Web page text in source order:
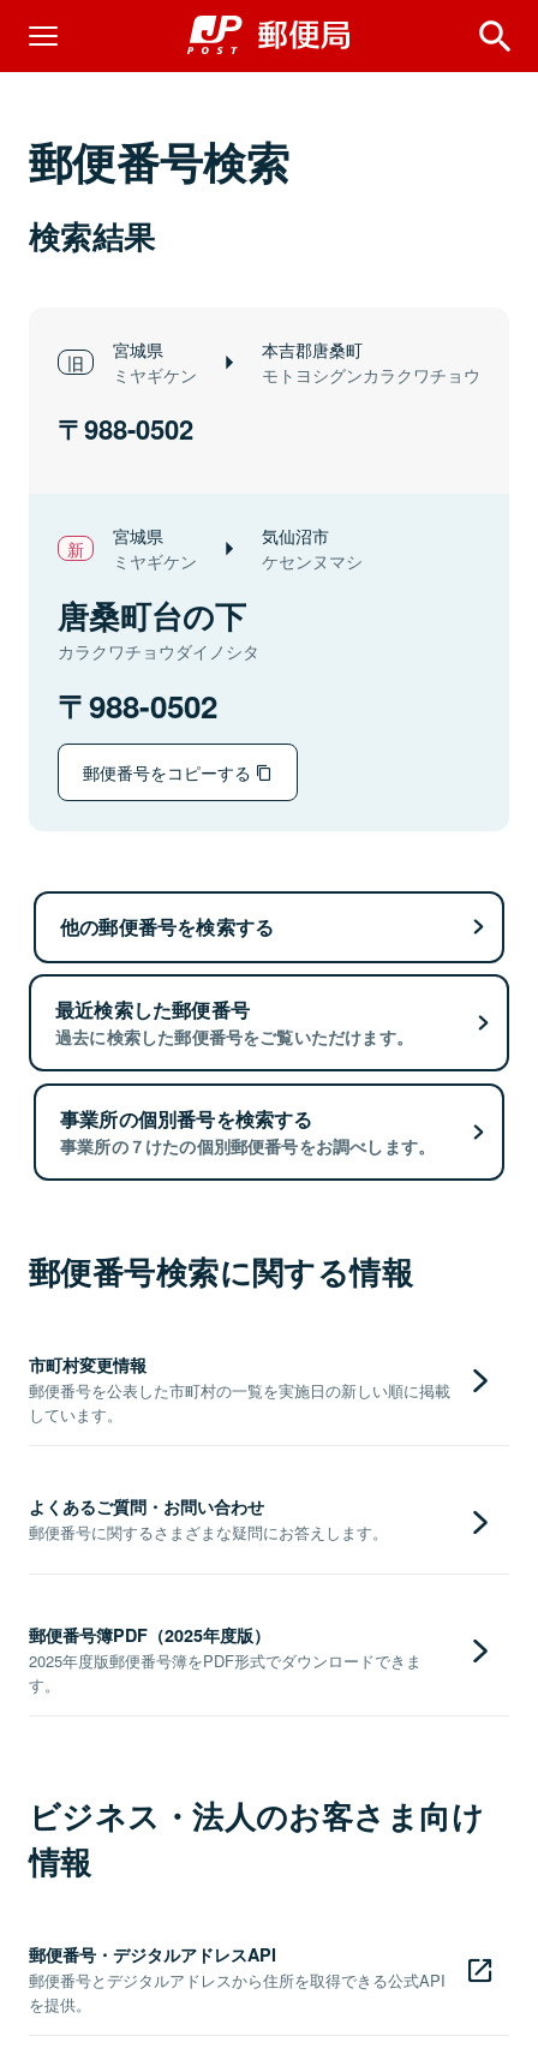
郵便番号検索
検索結果
宮城県
ミヤギケン
本吉郡唐桑町
モトヨシグンカラクワチョウ
988-0502
宮城県
ミヤギケン
気仙沼市
ケセンヌマシ
唐桑町台の下
カラクワチョウダイノシタ
988-0502
郵便番号をコピーする
他の郵便番号を検索する
最近検索した郵便番号
過去に検索した郵便番号をご覧いただけます。
事業所の個別番号を検索する
事業所の７けたの個別郵便番号をお調べします。
郵便番号検索に関する情報
市町村変更情報
郵便番号を公表した市町村の一覧を実施日の新しい順に掲載
しています。
よくあるご質問・お問い合わせ
郵便番号に関するさまざまな疑問にお答えします。
郵便番号簿PDF（2025年度版）
2025年度版郵便番号簿をPDF形式でダウンロードできま
す。
ビジネス・法人のお客さま向け
情報
郵便番号・デジタルアドレスAPI
郵便番号とデジタルアドレスから住所を取得できる公式API
を提供。